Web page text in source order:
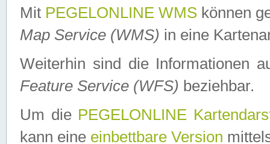
Mit PEGELONLINE WMS können
Map Service (WMS) in eine
Weiterhin sind die Informationen
Feature Service (WFS) beziehbar.
Um die PEGELONLINE
kann eine einbettbare Version